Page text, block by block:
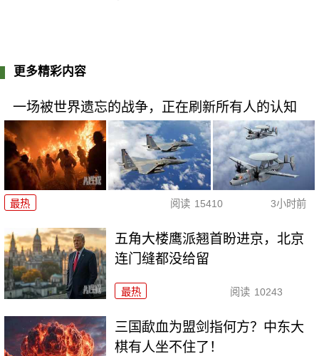
更多精彩内容
一场被世界遗忘的战争，正在刷新所有人的认知
最热 阅读 15410 3小时前
五角大楼鹰派翘首盼进京，北京
连门缝都没给留
最热 阅读 10243
三国歃血为盟剑指何方？中东大
棋有人坐不住了！